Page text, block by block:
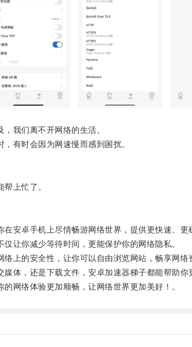
我们离不开网络的生活。
有时会因为网速慢而感到困扰。
上忙了。
卓手机上尽情畅游网络世界，提供更快速、更
让你减少等待时间，更能保护你的网络隐私。
的安全性，让你可以自由浏览网站，畅享网络
，还是下载文件，安卓加速器梯子都能帮助你
网络体验更加顺畅，让网络世界更加美好！。